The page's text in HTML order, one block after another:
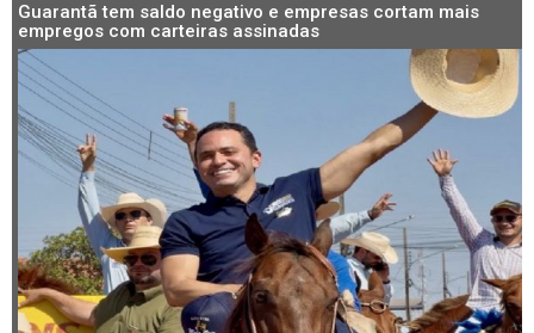
Guarantã tem saldo negativo e empresas cortam mais
empregos com carteiras assinadas